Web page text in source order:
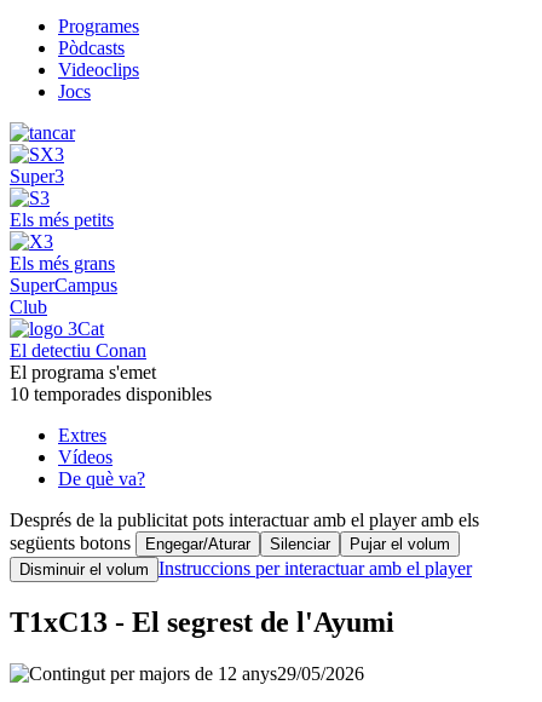
Programes
Pòdcasts
Videoclips
Jocs
Super3
Els més petits
Els més grans
SuperCampus
Club
El detectiu Conan
El programa s'emet
10 temporades disponibles
Extres
Vídeos
De què va?
Després de la publicitat pots interactuar amb el player amb els
següents botons
Engegar/Aturar Silenciar
Pujar el volum
Disminuir el volum Instruccions per interactuar amb el player
T1xC13 - El segrest de l'Ayumi
29/05/2026